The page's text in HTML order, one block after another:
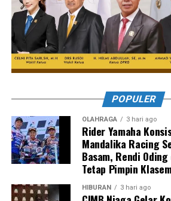
POPULER
OLAHRAGA 3 hari ago
Rider Yamaha
Mandalika Racing
Basam, Rendi
Tetap Pimpin
HIBURAN 3 hari ago